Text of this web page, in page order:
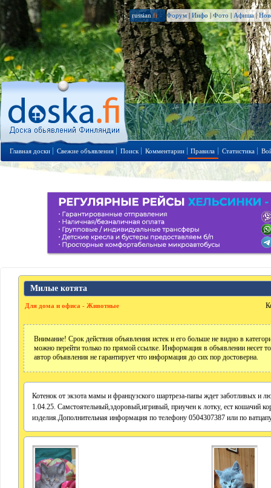
russian.fi Форум | Инфо | Фото | Афиша|
Главная доски Свежие объявления Поиск Комментарии Правила Статистика
Милые котята
Для дома и офиса - Животные
Внимание! Срок действия объявления истек и его больше не видно в
можно перейти только по прямой ссылке. Информация в объявлении несет
автор объявления не гарантирует что информация до сих пор достоверна.
Котенок от экзота мамы и французского шартреза-папы ждет заботливых и
1.04.25. Самстоятельный,здоровый,игривый, приучен к лотку, ест кошачий
изделия.Дополнительная информация по телефону 0504307387 или по